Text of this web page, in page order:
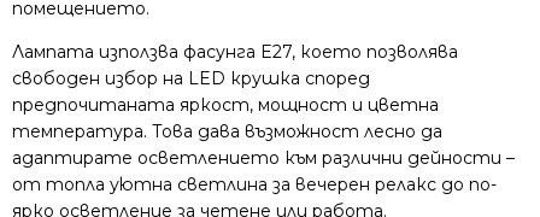
помещението.
Лампата използва фасунга E27, което позволява
свободен избор на LED крушка според
предпочитаната яркост, мощност и цветна
температура. Това дава възможност лесно да
адаптирате осветлението към различни дейности –
от топла уютна светлина за вечерен релакс до по-
ярко осветление за четене или работа.